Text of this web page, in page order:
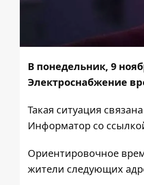
В понедельник, 9
Электроснабжение
Такая ситуация
Информатор со
Ориентировочное
жители следующих